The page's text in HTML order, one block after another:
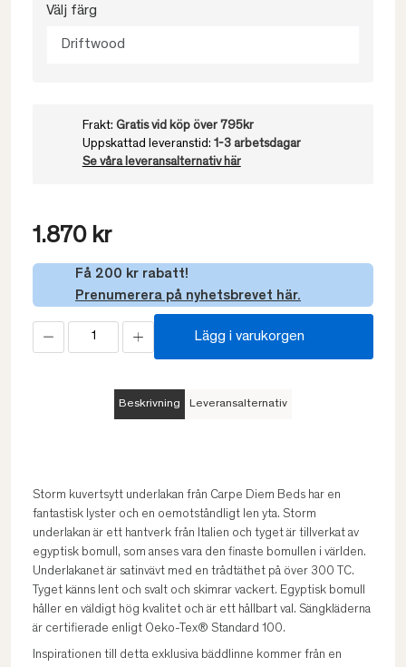
Välj färg
Driftwood
Frakt: Gratis vid köp över 795kr
Uppskattad leveranstid: 1-3 arbetsdagar
Se våra leveransalternativ här
1.870 kr
Få 200 kr rabatt!
Prenumerera på nyhetsbrevet här.
Lägg i varukorgen
Beskrivning Leveransalternativ
Storm kuvertsytt underlakan från Carpe Diem Beds har en
fantastisk lyster och en oemotståndligt len yta. Storm
underlakan är ett hantverk från Italien och tyget är tillverkat av
egyptisk bomull, som anses vara den finaste bomullen i världen.
Underlakanet är satinvävt med en trådtäthet på över 300 TC.
Tyget känns lent och svalt och skimrar vackert. Egyptisk bomull
håller en väldigt hög kvalitet och är ett hållbart val. Sängkläderna
är certifierade enligt Oeko-Tex® Standard 100.
Inspirationen till detta exklusiva bäddlinne kommer från en